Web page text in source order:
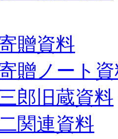
贈資料
贈ノート
郎旧蔵資料
関連資料